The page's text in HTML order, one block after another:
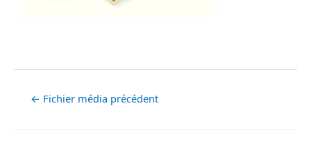
← Fichier média précédent